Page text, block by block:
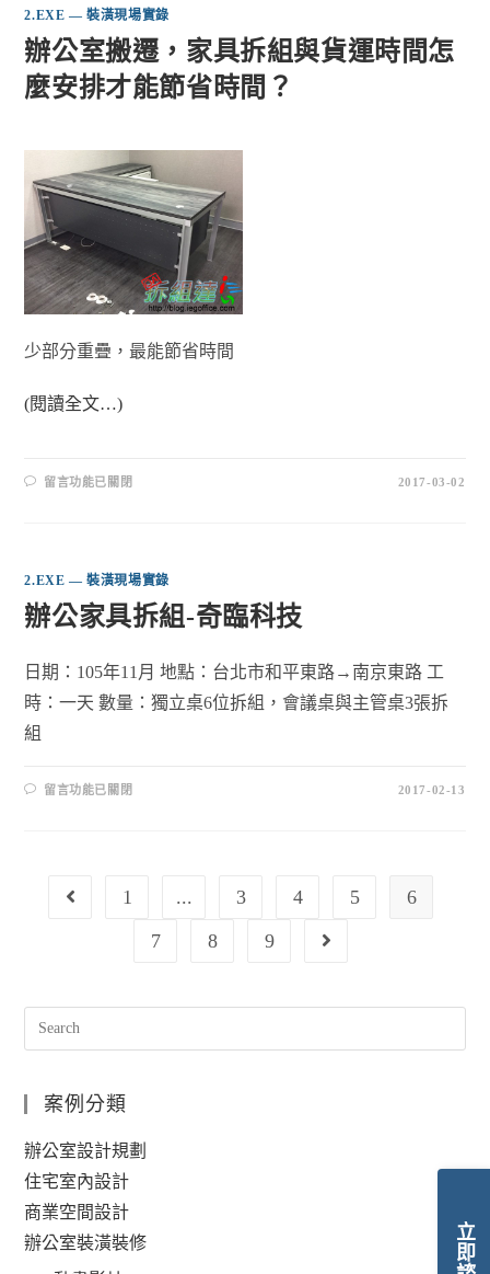
2.EXE — 裝潢現場實錄
辦公室搬遷，家具拆組與貨運時間怎
麼安排才能節省時間？
少部分重疊，最能節省時間
(閱讀全文…)
留言功能已關閉 2017-03-02
2.EXE — 裝潢現場實錄
辦公家具拆組-奇臨科技
日期：105年11月 地點：台北市和平東路→南京東路 工
時：一天 數量：獨立桌6位拆組，會議桌與主管桌3張拆
組
留言功能已關閉 2017-02-13
1 ... 3 4 5
6
7
8 9
案例分類
辦公室設計規劃
住宅室內設計
商業空間設計
辦公室裝潢裝修